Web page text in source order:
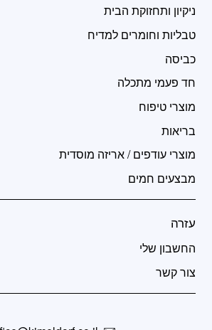
ניקיון ותחזוקת הבית
טבליות וחומרים למדיח
כביסה
חד פעמי מתכלה
מוצרי טיפוח
בריאות
מוצרי עודפים / אריזה מוסדית
מבצעים חמים
עזרה
החשבון שלי
צור קשר